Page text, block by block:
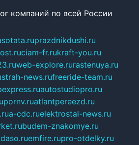
компаний по всей России
prazdnikdushi.ru
ciam-fr.rukraft-you.ru
web-explore.rurastenuya.ru
strah-news.rufreeride-team.ru
autostudiopro.ru
pornv.ruatlantpereezd.ru
a-cdc.ruelektrostal-news.ru
budem-znakomye.ru
emfire.rupro-otdelky.ru